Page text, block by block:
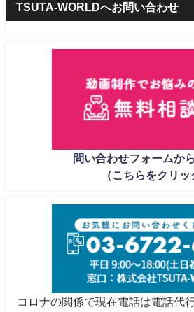
TSUTA-WORLDへお問い合わせ
問い合わせフォームか
（こちらをクリッ
コロナの関係で現在電話は電話代